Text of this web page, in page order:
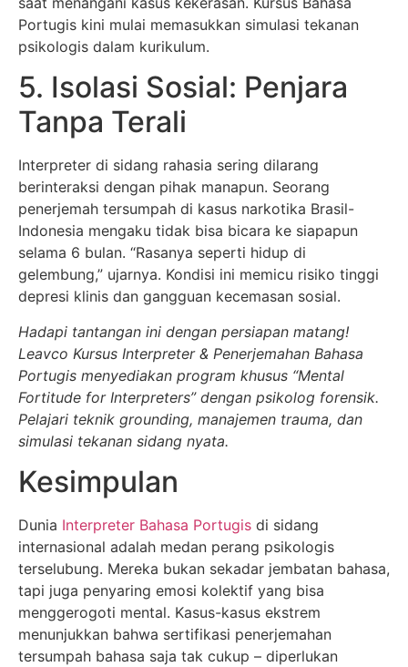
Portugis kini mulai memasukkan simulasi tekanan
psikologis dalam kurikulum.
5. Isolasi Sosial: Penjara
Tanpa Terali
Interpreter di sidang rahasia sering dilarang
berinteraksi dengan pihak manapun. Seorang
penerjemah tersumpah di kasus narkotika Brasil-
Indonesia mengaku tidak bisa bicara ke siapapun
selama 6 bulan. “Rasanya seperti hidup di
gelembung,” ujarnya. Kondisi ini memicu risiko tinggi
depresi klinis dan gangguan kecemasan sosial.
Hadapi tantangan ini dengan persiapan matang!
Leavco Kursus Interpreter & Penerjemahan Bahasa
Portugis menyediakan program khusus “Mental
Fortitude for Interpreters” dengan psikolog forensik.
Pelajari teknik grounding, manajemen trauma, dan
simulasi tekanan sidang nyata.
Kesimpulan
Dunia Interpreter Bahasa Portugis di sidang
internasional adalah medan perang psikologis
terselubung. Mereka bukan sekadar jembatan bahasa,
tapi juga penyaring emosi kolektif yang bisa
menggerogoti mental. Kasus-kasus ekstrem
menunjukkan bahwa sertifikasi penerjemahan
tersumpah bahasa saja tak cukup – diperlukan